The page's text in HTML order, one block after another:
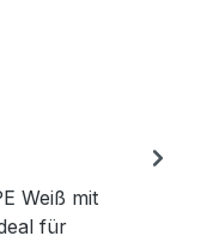
Weiß mit
für